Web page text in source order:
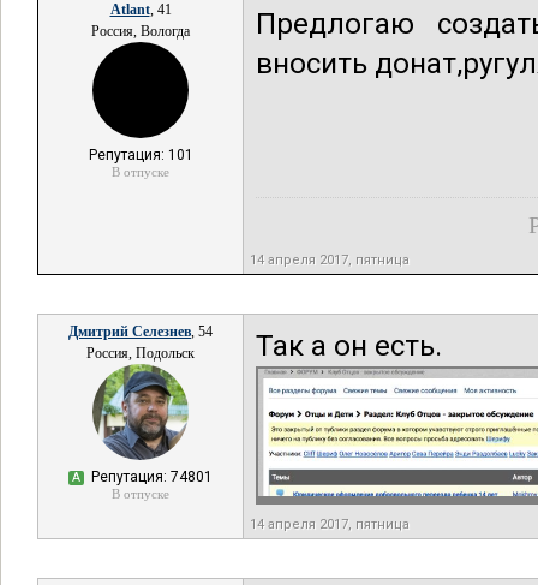
Atlant, 41
Россия, Вологда
Репутация: 101
В отпуске
Предлогаю
вносить
14 апреля 2017, пятница
Дмитрий Селезнев, 54
Россия, Подольск
А Репутация: 74801
В отпуске
Так а он есть.
14 апреля 2017, пятница